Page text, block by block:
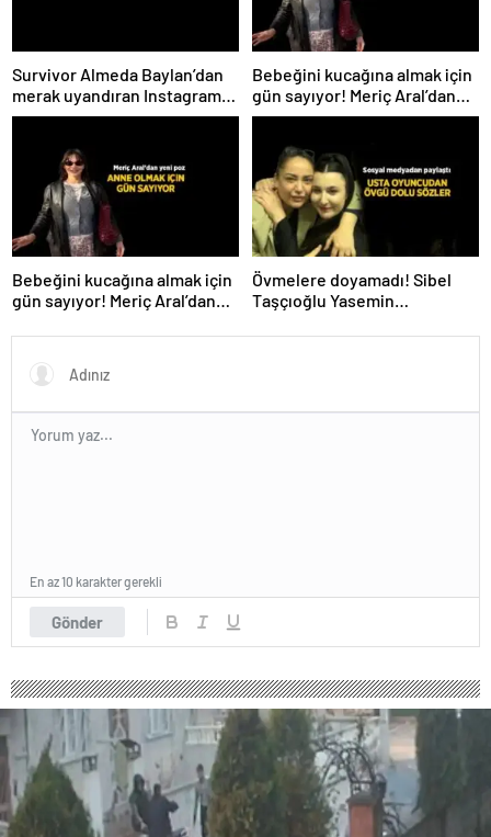
Survivor Almeda Baylan’dan
merak uyandıran Instagram
paylaşımı! ‘Bugün ilk adım
Bebeğini kucağına almak için
gün sayıyor! Meriç Aral’dan
yeni poz
Bebeğini kucağına almak için
gün sayıyor! Meriç Aral’dan
Övmelere doyamadı! Sibel
Taşçıoğlu Yasemin
etti
Gönder
En az 10 karakter gerekli